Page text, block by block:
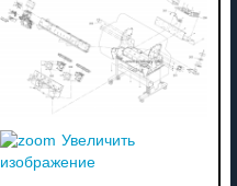
Увеличить
изображение